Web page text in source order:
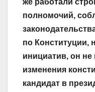
же работали
полномочий,
по Конституции,
инициатив, он
изменения
кандидат в